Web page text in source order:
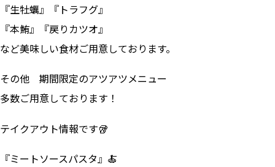
『生牡蠣』『トラフグ』
『本鮪』『戻りカツオ』
など美味しい食材ご用意しております。
その他 期間限定のアツアツメニュー
多数ご用意しております！
テイクアウト情報です🥡
『ミートソースパスタ』🍝